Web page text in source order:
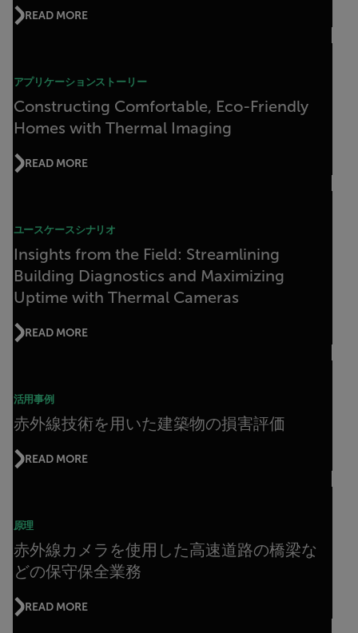
READ MORE
アプリケーションストーリー
Constructing Comfortable, Eco-Friendly
Homes with Thermal Imaging
READ MORE
ユースケースシナリオ
Insights from the Field: Streamlining
Building Diagnostics and Maximizing
Uptime with Thermal Cameras
READ MORE
活用事例
赤外線技術を用いた建築物の損害評価
READ MORE
原理
赤外線カメラを使用した高速道路の橋梁な
どの保守保全業務
READ MORE